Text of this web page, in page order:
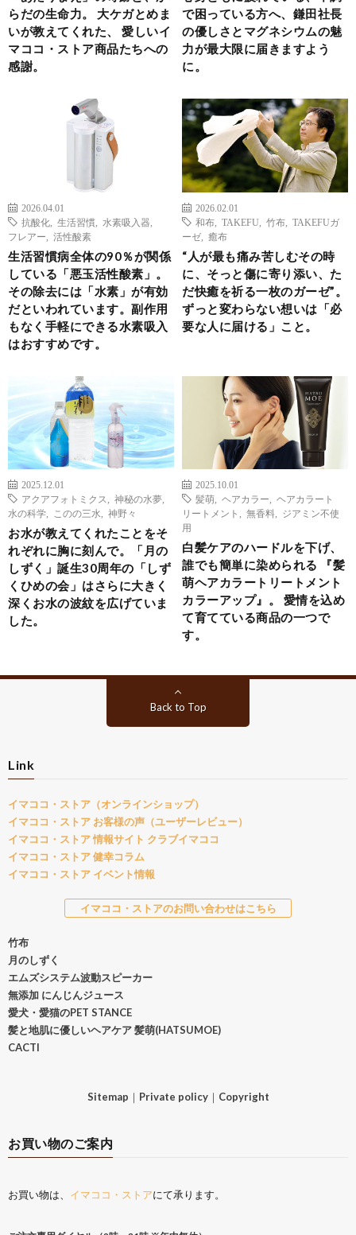
らだの生命力。 大ケガとめま
いが教えてくれた、 愛しいイ
マココ・ストア商品たちへの
感謝。
で困っている方へ、鎌田社長
の優しさとマグネシウムの魅
力が最大限に届きますよう
に。
2026.04.01
抗酸化
生活習慣 水素吸入器
フレアー
活性酸素
生活習慣病全体の90％が関係
している「悪玉活性酸素」。
その除去には「水素」が有効
だといわれています。副作用
もなく手軽にできる水素吸入
はおすすめです。
2026.02.01
和布
TAKEFU 竹布
TAKEFUガ
ーゼ
癒布
“人が最も痛み苦しむその時
に、そっと傷に寄り添い、た
だ快癒を祈る一枚のガーゼ”。
ずっと変わらない想いは「必
要な人に届ける」こと。
2025.12.01
アクアフォトミクス
神秘の水夢
水の科学
このの三水 神野々
お水が教えてくれたことをそ
れぞれに胸に刻んで。「月の
しずく」誕生30周年の「しず
くひめの会」はさらに大きく
深くお水の波紋を広げていま
した。
2025.10.01
髪萌
ヘアカラー
ヘアカラート
リートメント
無香料
ジアミン不使
用
白髪ケアのハードルを下げ、
誰でも簡単に染められる 『髪
萌ヘアカラートリートメント
カラーアップ』。 愛情を込め
て育てている商品の一つで
す。
Back to Top
Link
イマココ・ストア（オンラインショップ）
イマココ・ストア お客様の声（ユーザーレビュー）
イマココ・ストア 情報サイト クラブイマココ
イマココ・ストア 健幸コラム
イマココ・ストア イベント情報
イマココ・ストアのお問い合わせはこちら
竹布
月のしずく
エムズシステム波動スピーカー
無添加 にんじんジュース
愛犬・愛猫のPET STANCE
髪と地肌に優しいヘアケア 髪萌(HATSUMOE)
CACTI
Sitemap ｜ Private policy｜ Copyright
お買い物のご案内
お買い物は、 イマココ・ストアにて承ります。